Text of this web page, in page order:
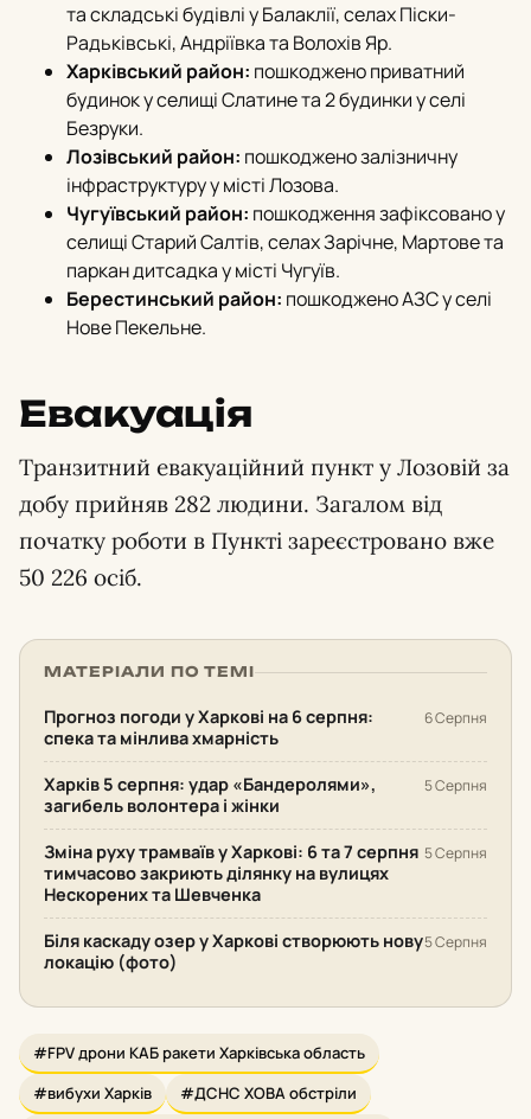
та складські будівлі у Балаклії, селах Піски-
Радьківські, Андріївка та Волохів Яр.
Харківський район: пошкоджено приватний
будинок у селищі Слатине та 2 будинки у селі
Безруки.
Лозівський район: пошкоджено залізничну
інфраструктуру у місті Лозова.
Чугуївський район: пошкодження зафіксовано у
селищі Старий Салтів, селах Зарічне, Мартове та
паркан дитсадка у місті Чугуїв.
Берестинський район: пошкоджено АЗС у селі
Нове Пекельне.
Евакуація
Транзитний евакуаційний пункт у Лозовій за
добу прийняв 282 людини. Загалом від
початку роботи в Пункті зареєстровано вже
50 226 осіб.
МАТЕРІАЛИ ПО ТЕМІ
Прогноз погоди у Харкові на 6 серпня:
спека та мінлива хмарність
6 Серпня
Харків 5 серпня: удар «Бандеролями»,
загибель волонтера і жінки
5 Серпня
Зміна руху трамваїв у Харкові: 6 та 7 серпня
тимчасово закриють ділянку на вулицях
Нескорених та Шевченка
5 Серпня
Біля каскаду озер у Харкові створюють нову
локацію (фото)
5 Серпня
#FPV дрони КАБ ракети Харківська область
#вибухи Харків
#ДСНС ХОВА обстріли